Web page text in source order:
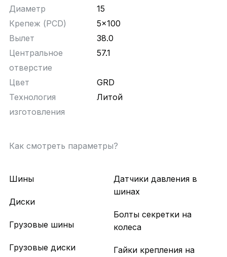
Диаметр
15
Крепеж (PCD)
5x100
Вылет
38.0
Центральное
отверстие
57.1
Цвет
GRD
Технология
изготовления
Литой
Как смотреть параметры?
Шины
Диски
Грузовые шины
Грузовые диски
Датчики давления в
шинах
Болты секретки на
колеса
Гайки крепления на